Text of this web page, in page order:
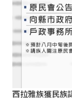
西拉雅族獲民族